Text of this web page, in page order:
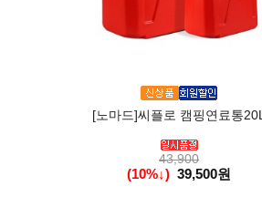
[노마드]씨플로 캠핑연료통20L
43,900
(10%↓) 39,500원